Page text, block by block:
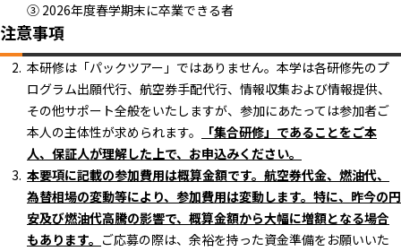
③ 2026年度春学期末に卒業できる者
注意事項
本研修は「パックツアー」ではありません。本学は各研修先のプ
ログラム出願代行、航空券手配代行、情報収集および情報提供、
その他サポート全般をいたしますが、参加にあたっては参加者ご
本人の主体性が求められます。
「集合研修」であることをご本
人、保証人が理解した上で、お申込みください。
本要項に記載の参加費用は概算金額です。航空券代金、燃油代、
為替相場の変動等により、参加費用は変動します。特に、昨今の円
安及び燃油代高騰の影響で、概算金額から大幅に増額となる場合
もあります。 ご応募の際は、余裕を持った資金準備をお願いいた